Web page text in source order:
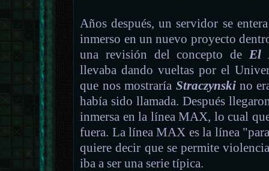
Años después, un servidor se
inmerso en un nuevo proyecto
una revisión del concepto de El
llevaba dando vueltas por el
que nos mostraría Straczynskino
había sido llamada. Después
inmersa en la línea MAX, lo cual
fuera. La línea MAX es la línea
quiere decir que se permite
iba a ser una serie típica.